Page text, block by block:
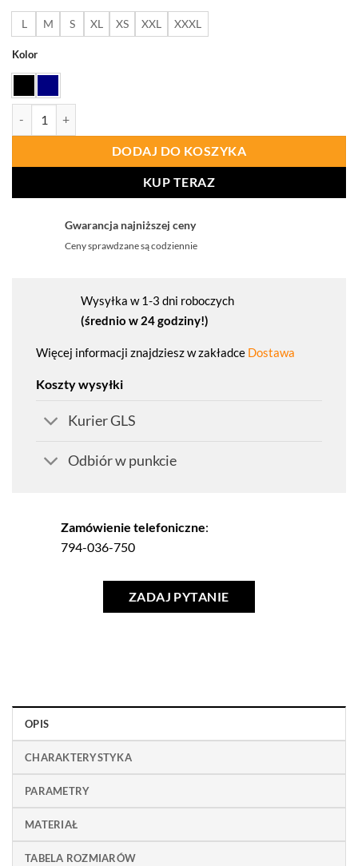
L M S XL XS XXL XXXL
Kolor
DODAJ DO KOSZYKA
KUP TERAZ
Gwarancja najniższej ceny
Ceny sprawdzane są codziennie
Wysyłka w 1-3 dni roboczych
(średnio w 24 godziny!)
Więcej informacji znajdziesz w zakładce Dostawa
Koszty wysyłki
Kurier GLS
Odbiór w punkcie
Zamówienie telefoniczne:
794-036-750
ZADAJ PYTANIE
OPIS
CHARAKTERYSTYKA
PARAMETRY
MATERIAŁ
TABELA ROZMIARÓW